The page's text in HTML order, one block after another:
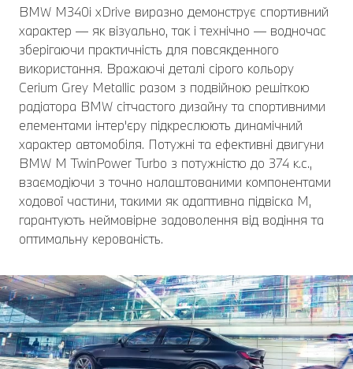
BMW M340i xDrive виразно демонструє спортивний
характер — як візуально, так і технічно — водночас
зберігаючи практичність для повсякденного
використання. Вражаючі деталі сірого кольору
Cerium Grey Metallic разом з подвійною решіткою
радіатора BMW сітчастого дизайну та спортивними
елементами інтер'єру підкреслюють динамічний
характер автомобіля. Потужні та ефективні двигуни
BMW M TwinPower Turbo з потужністю до 374 к.с.,
взаємодіючи з точно налаштованими компонентами
ходової частини, такими як адаптивна підвіска M,
гарантують неймовірне задоволення від водіння та
оптимальну керованість.